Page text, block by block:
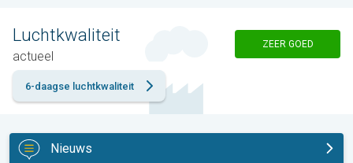
Luchtkwaliteit
actueel
ZEER GOED
6-daagse luchtkwaliteit
Nieuws